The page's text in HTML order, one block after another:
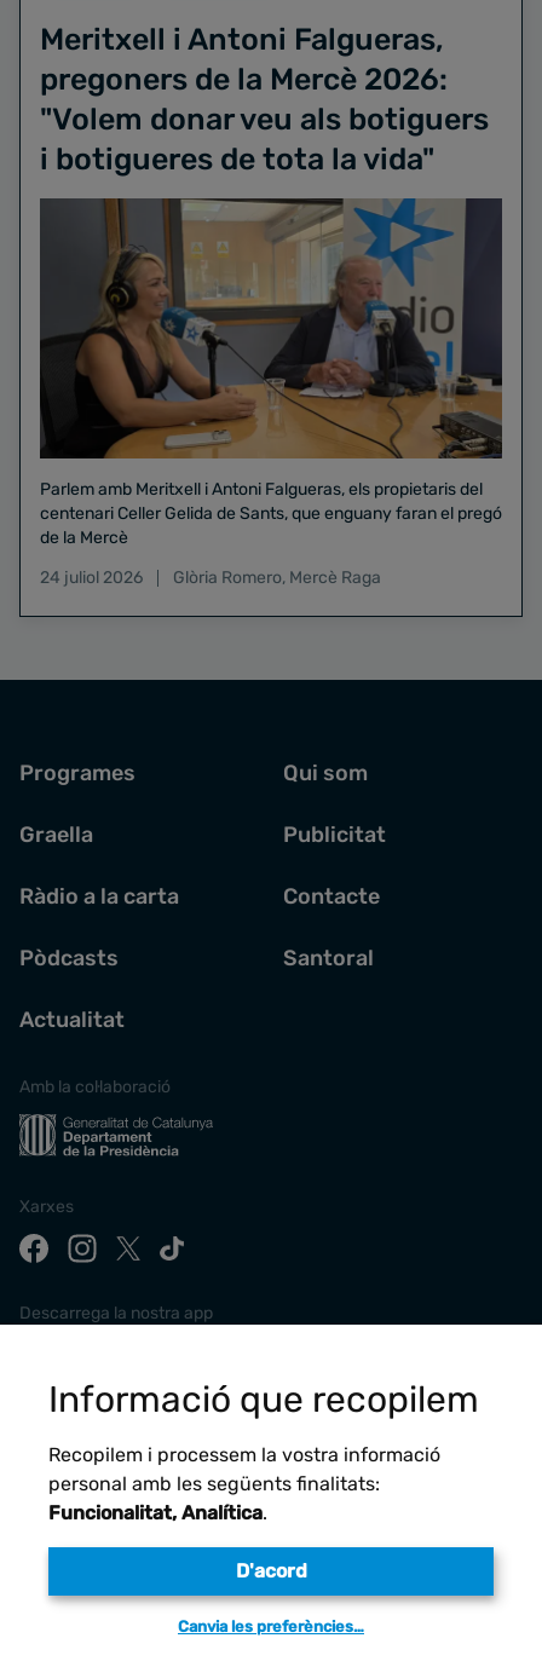
Meritxell i Antoni Falgueras,
pregoners de la Mercè 2026:
"Volem donar veu als botiguers
i botigueres de tota la vida"
Parlem amb Meritxell i Antoni Falgueras, els propietaris del
centenari Celler Gelida de Sants, que enguany faran el pregó
de la Mercè
24 juliol 2026
Glòria Romero, Mercè Raga
Programes
Graella
Ràdio a la carta
Pòdcasts
Actualitat
Qui som
Publicitat
Contacte
Santoral
Amb la col·laboració
Xarxes
Descarrega la nostra app
Avís legal
Informació que recopilem
Recopilem i processem la vostra informació
personal amb les següents finalitats:
Funcionalitat, Analítica.
D'acord
Canvia les preferències…